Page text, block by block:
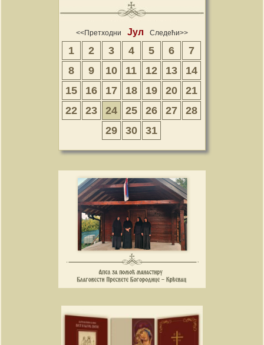
<<Претходни Јул Следећи>>
1 2 3 4 5 6
7
8
9 10 11 12 13
14
15
16 17 18 19 20
21
22
23 24 25 26 27
28
29
30 31